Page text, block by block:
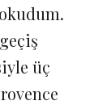
üç